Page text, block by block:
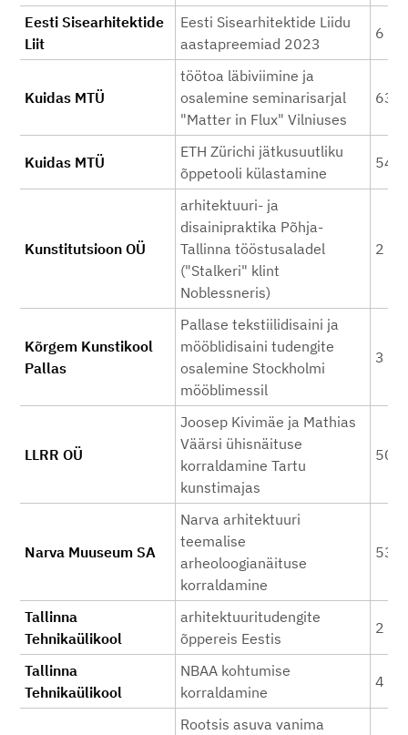
Eesti Sisearhitektide
Liit
Eesti Sisearhitektide Liidu
aastapreemiad 2023
6
Kuidas MTÜ
töötoa läbiviimine ja
osalemine seminarisarjal
"Matter in Flux" Vilniuses
630
Kuidas MTÜ
ETH Zürichi jätkusuutliku
õppetooli külastamine
546
Kunstitutsioon OÜ
arhitektuuri- ja
disainipraktika Põhja-
Tallinna tööstusaladel
("Stalkeri" klint
Noblessneris)
2
Kõrgem Kunstikool
Pallas
Pallase tekstiilidisaini ja
mööblidisaini tudengite
osalemine Stockholmi
mööblimessil
3
LLRR OÜ
Joosep Kivimäe ja Mathias
Väärsi ühisnäituse
korraldamine Tartu
kunstimajas
500
Narva Muuseum SA
Narva arhitektuuri
teemalise
arheoloogianäituse
korraldamine
531
Tallinna
Tehnikaülikool
arhitektuuritudengite
õppereis Eestis
2
Tallinna
Tehnikaülikool
NBAA kohtumise
korraldamine
4
Rootsis asuva vanima